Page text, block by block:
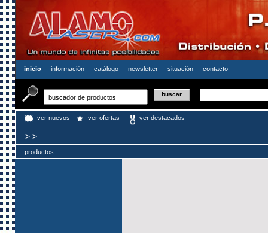
inicio información catálogo newsletter situación contacto
ver nuevos ver ofertas ver destacados
> >
productos